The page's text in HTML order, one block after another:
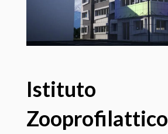
Istituto
Zooprofilattico